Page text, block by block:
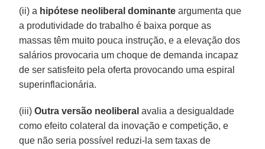
(ii) a hipótese neoliberal dominante argumenta que
a produtividade do trabalho é baixa porque as
massas têm muito pouca instrução, e a elevação dos
salários provocaria um choque de demanda incapaz
de ser satisfeito pela oferta provocando uma espiral
superinflacionária.
(iii)Outra versão neoliberal avalia a desigualdade
como efeito colateral da inovação e competição, e
que não seria possível reduzi-la sem taxas de